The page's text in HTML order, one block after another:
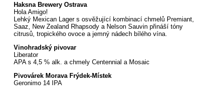
Haksna Brewery Ostrava
Hola Amigo!
Lehký Mexican Lager s osvěžující kombinací chmelů Premiant,
Saaz, New Zealand Rhapsody a Nelson Sauvin přináší tóny
citrusů, tropického ovoce a jemný nádech bílého vína.
Vinohradský pivovar
Liberator
APA s 4,5 % alk. a chmely Centennial a Mosaic
Pivovárek Morava Frýdek-Místek
Geronimo 14 IPA